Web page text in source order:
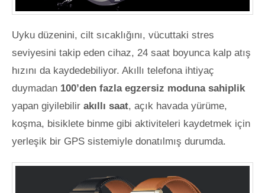
Uyku düzenini, cilt sıcaklığını, vücuttaki stres
seviyesini takip eden cihaz, 24 saat boyunca kalp atış
hızını da kaydedebiliyor. Akıllı telefona ihtiyaç
duymadan 100’den fazla egzersiz moduna sahiplik
yapan giyilebilir akıllı saat, açık havada yürüme,
koşma, bisiklete binme gibi aktiviteleri kaydetmek için
yerleşik bir GPS sistemiyle donatılmış durumda.